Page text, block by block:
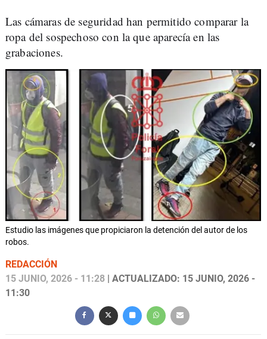
Las cámaras de seguridad han permitido comparar la
ropa del sospechoso con la que aparecía en las
grabaciones.
Estudio las imágenes que propiciaron la detención del autor de los
robos.
REDACCIÓN
15 JUNIO, 2026 - 11:28 | ACTUALIZADO: 15 JUNIO, 2026 -
11:30